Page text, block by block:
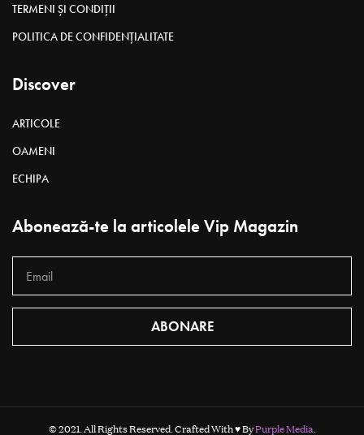
TERMENI ȘI CONDIȚII
POLITICA DE CONFIDENȚIALITATE
Discover
ARTICOLE
OAMENI
ECHIPA
Abonează-te la articolele Vip Magazin
ABONARE
© 2021. All Rights Reserved. Crafted With ♥ ByPurple Media